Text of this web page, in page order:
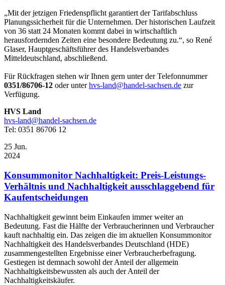
„Mit der jetzigen Friedenspflicht garantiert der Tarifabschluss
Planungssicherheit für die Unternehmen. Der historischen Laufzeit
von 36 statt 24 Monaten kommt dabei in wirtschaftlich
herausfordernden Zeiten eine besondere Bedeutung zu.“, so René
Glaser, Hauptgeschäftsführer des Handelsverbandes
Mitteldeutschland, abschließend.
Für Rückfragen stehen wir Ihnen gern unter der Telefonnummer
0351/86706-12 oder unterhvs-land@handel-sachsen.de zur
Verfügung.
HVS Land
hvs-land@handel-sachsen.de
Tel: 0351 86706 12
25 Jun.
2024
Konsummonitor Nachhaltigkeit: Preis-Leistungs-
Verhältnis und Nachhaltigkeit ausschlaggebend für
Kaufentscheidungen
Nachhaltigkeit gewinnt beim Einkaufen immer weiter an
Bedeutung. Fast die Hälfte der Verbraucherinnen und Verbraucher
kauft nachhaltig ein. Das zeigen die im aktuellen Konsummonitor
Nachhaltigkeit des Handelsverbandes Deutschland (HDE)
zusammengestellten Ergebnisse einer Verbraucherbefragung.
Gestiegen ist demnach sowohl der Anteil der allgemein
Nachhaltigkeitsbewussten als auch der Anteil der
Nachhaltigkeitskäufer.